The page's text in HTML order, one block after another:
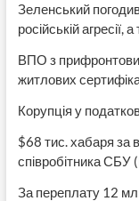
Зеленський
російській
ВПО з
житлових
Корупція у
$68 тис. хабаря за
співробітника СБУ
За переплату 12